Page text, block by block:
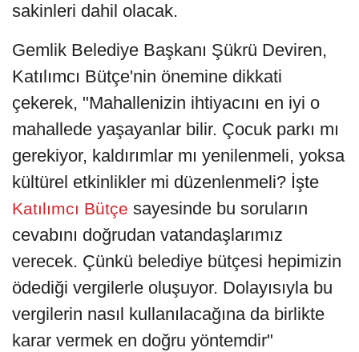
sakinleri dahil olacak.
Gemlik Belediye Başkanı Şükrü Deviren,
Katılımcı Bütçe'nin önemine dikkati
çekerek, "Mahallenizin ihtiyacını en iyi o
mahallede yaşayanlar bilir. Çocuk parkı mı
gerekiyor, kaldırımlar mı yenilenmeli, yoksa
kültürel etkinlikler mi düzenlenmeli? İşte
Katılımcı Bütçe sayesinde bu soruların
cevabını doğrudan vatandaşlarımız
verecek. Çünkü belediye bütçesi hepimizin
ödediği vergilerle oluşuyor. Dolayısıyla bu
vergilerin nasıl kullanılacağına da birlikte
karar vermek en doğru yöntemdir"